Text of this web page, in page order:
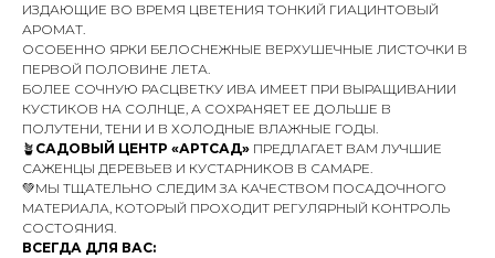
ИЗДАЮЩИЕ ВО ВРЕМЯ ЦВЕТЕНИЯ ТОНКИЙ ГИАЦИНТОВЫЙ
АРОМАТ.
ОСОБЕННО ЯРКИ БЕЛОСНЕЖНЫЕ ВЕРХУШЕЧНЫЕ ЛИСТОЧКИ В
ПЕРВОЙ ПОЛОВИНЕ ЛЕТА.
БОЛЕЕ СОЧНУЮ РАСЦВЕТКУ ИВА ИМЕЕТ ПРИ ВЫРАЩИВАНИИ
КУСТИКОВ НА СОЛНЦЕ, А СОХРАНЯЕТ ЕЕ ДОЛЬШЕ В
ПОЛУТЕНИ, ТЕНИ И В ХОЛОДНЫЕ ВЛАЖНЫЕ ГОДЫ.
🪴 САДОВЫЙ ЦЕНТР «АРТСАД» ПРЕДЛАГАЕТ ВАМ ЛУЧШИЕ
САЖЕНЦЫ ДЕРЕВЬЕВ И КУСТАРНИКОВ В САМАРЕ.
💚МЫ ТЩАТЕЛЬНО СЛЕДИМ ЗА КАЧЕСТВОМ ПОСАДОЧНОГО
МАТЕРИАЛА, КОТОРЫЙ ПРОХОДИТ РЕГУЛЯРНЫЙ КОНТРОЛЬ
СОСТОЯНИЯ.
ВСЕГДА ДЛЯ ВАС: